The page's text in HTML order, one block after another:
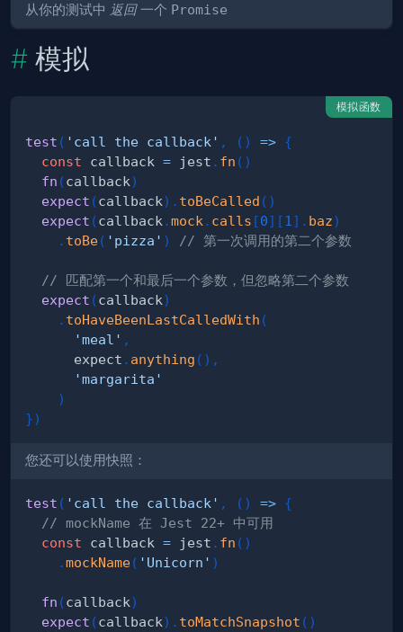
从你的测试中 返回一个 Promise
模拟
模拟函数
test ( 'call the callback' , ( ) => {
const callback = jest . fn ( )
fn (callback)
expect (callback) . toBeCalled ( )
expect (callback .mock . calls [0] [1 ] . baz)
. toBe( 'pizza' ) // 第一次调用的第二个参数
// 匹配第一个和最后一个参数，但忽略第二个参数
expect (callback)
. toHaveBeenLastCalledWith (
'meal' ,
      expect
. anything ( ) ,
'margarita'
)
})
您还可以使用快照：
test ( 'call the callback' , ( ) => {
// mockName 在 Jest 22+ 中可用
const callback = jest . fn ( )
.mockName( 'Unicorn' )
fn (callback)
expect (callback) . toMatchSnapshot ( )